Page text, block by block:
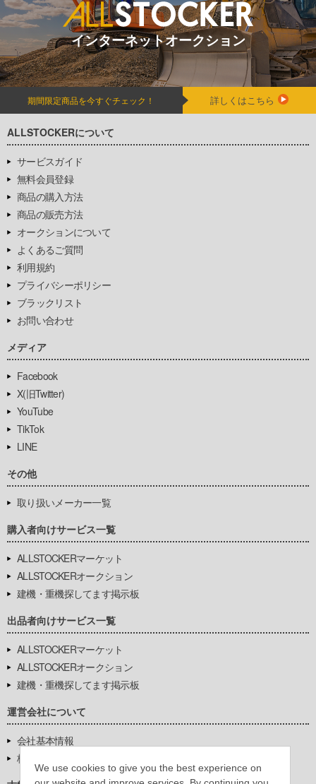
We use cookies to give you the best experience on
インターネットオークション
期間限定商品を今すぐチェック！ 詳しくはこちら
ALLSTOCKERについて
サービスガイド
無料会員登録
商品の購入方法
商品の販売方法
オークションについて
よくあるご質問
利用規約
プライバシーポリシー
ブラックリスト
お問い合わせ
メディア
Facebook
X(旧Twitter)
YouTube
TikTok
LINE
その他
取り扱いメーカー一覧
購入者向けサービス一覧
ALLSTOCKERマーケット
ALLSTOCKERオークション
建機・重機探してます掲示板
出品者向けサービス一覧
ALLSTOCKERマーケット
ALLSTOCKERオークション
建機・重機探してます掲示板
運営会社について
会社基本情報
株式会社豊環境開発